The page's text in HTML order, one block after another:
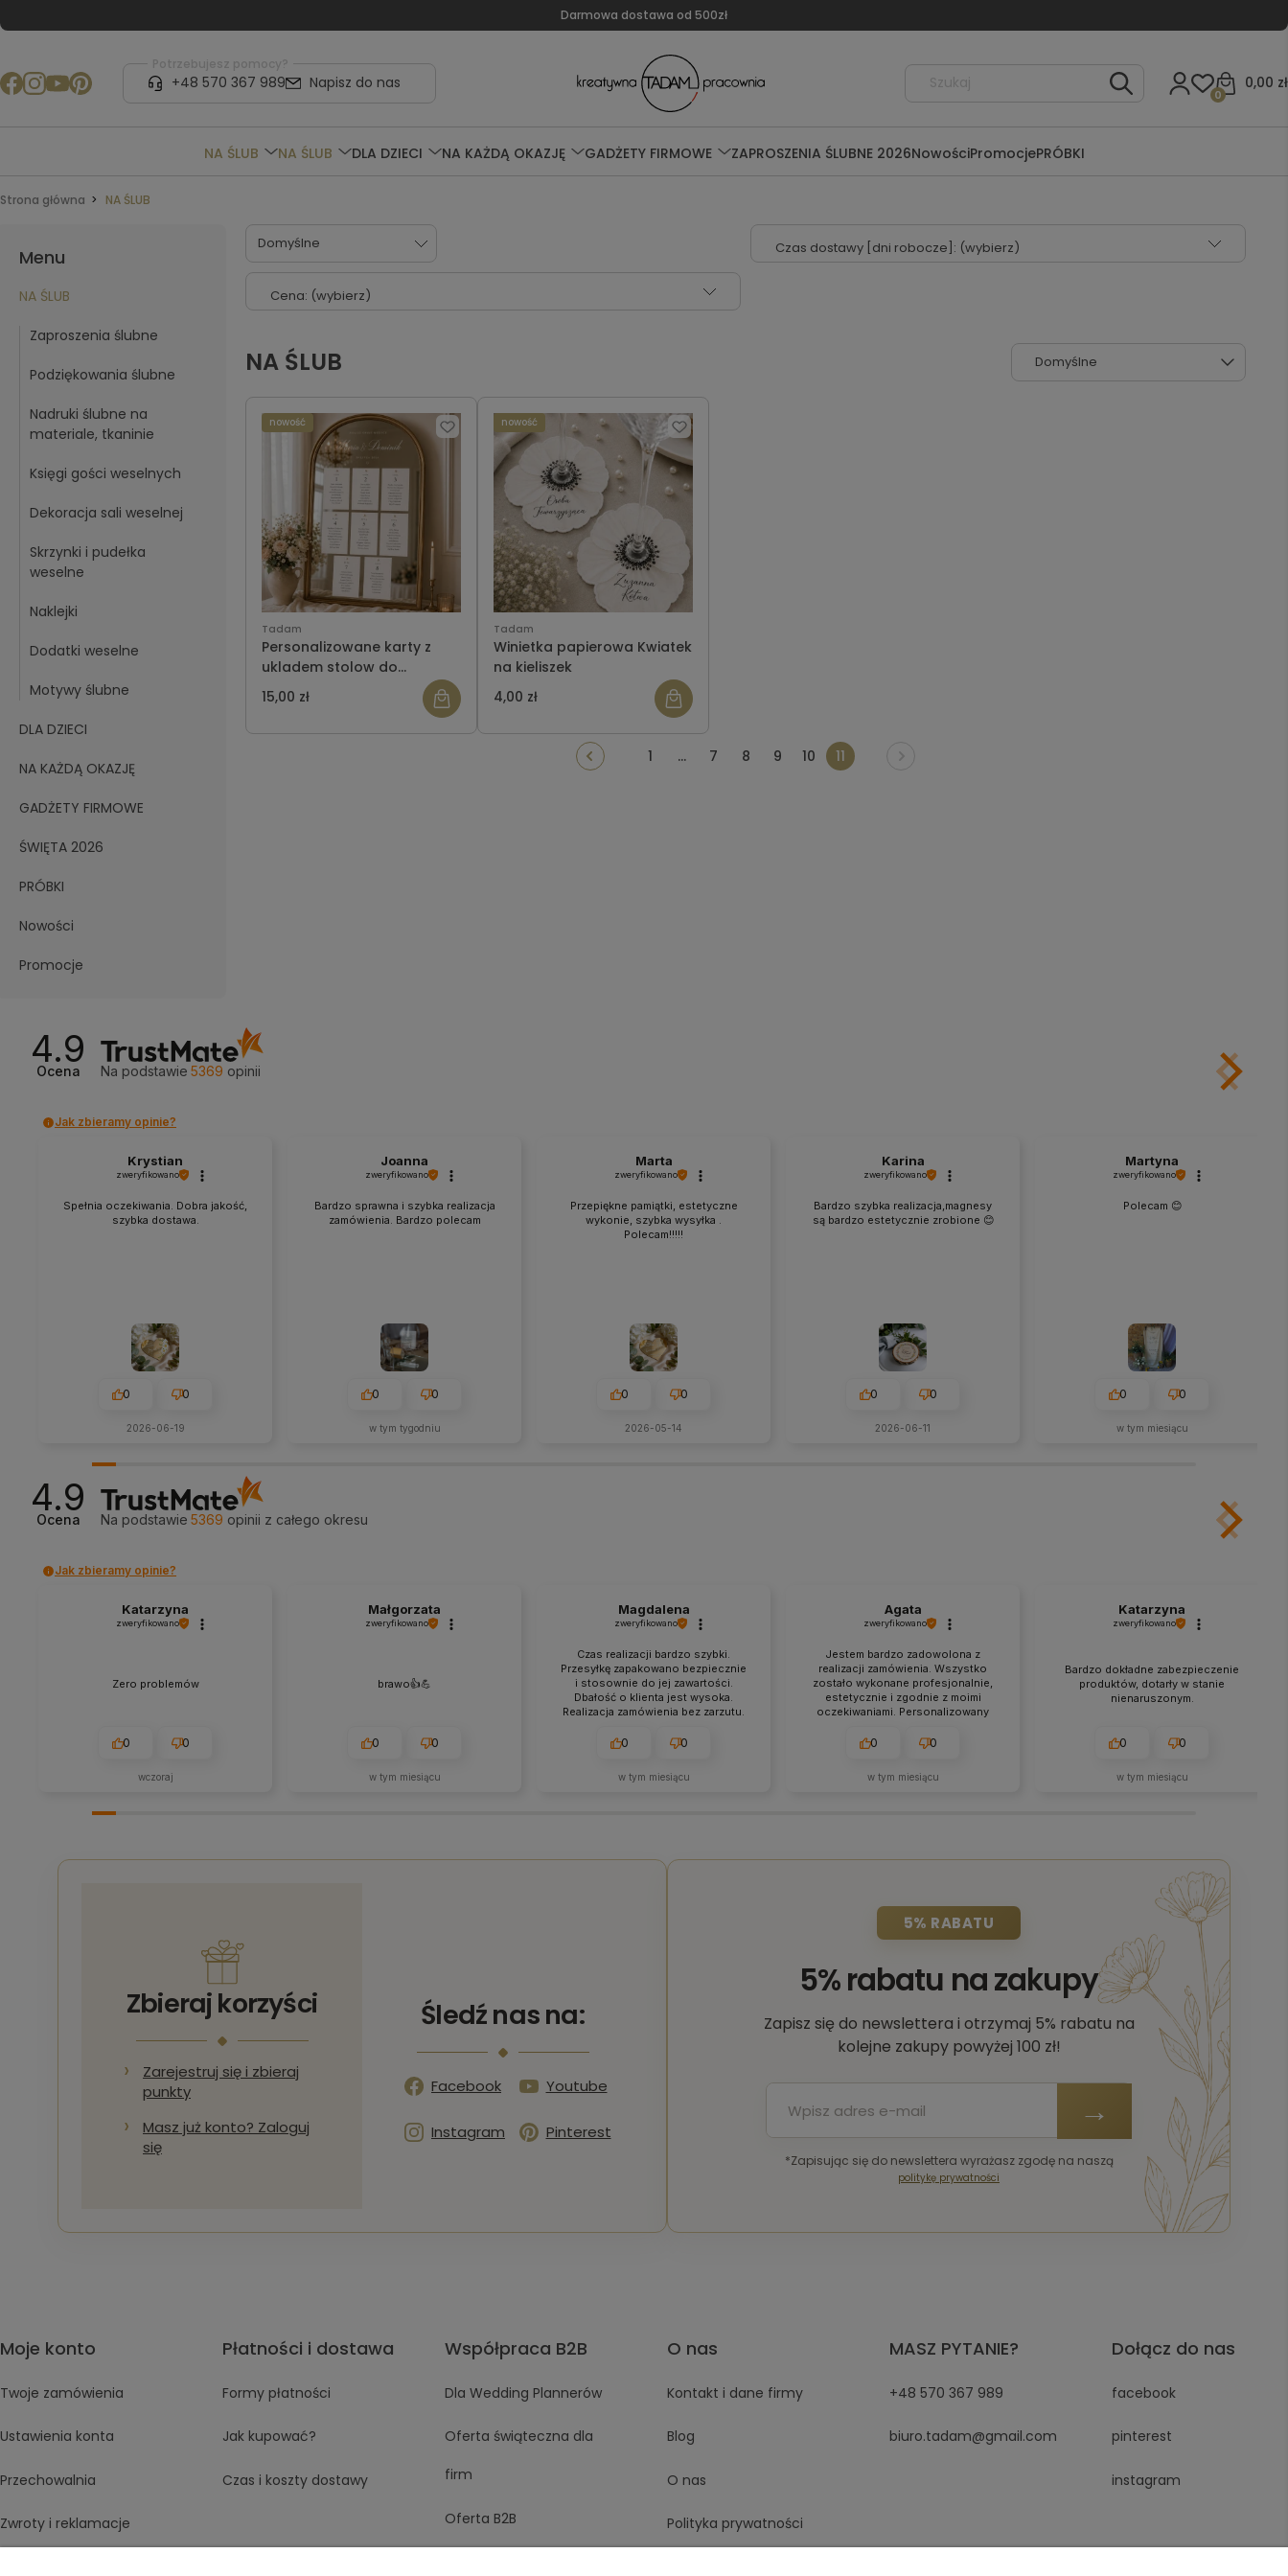
Darmowa dostawa od 500zł
Potrzebujesz pomocy?
+48 570 367 989 Napisz do nas 0,00 zł
0
NA ŚLUB NA ŚLUB DLA DZIECI NA KAŻDĄ OKAZJĘ GADŻETY FIRMOWE ZAPROSZENIA ŚLUBNE 2026NowościPromocjePRÓBKI
Strona główna NA ŚLUB
Menu
NA ŚLUB
Zaproszenia ślubne
Podziękowania ślubne
Nadruki ślubne na
materiale, tkaninie
Księgi gości weselnych
Dekoracja sali weselnej
Skrzynki i pudełka
weselne
Naklejki
Dodatki weselne
Motywy ślubne
DLA DZIECI
NA KAŻDĄ OKAZJĘ
GADŻETY FIRMOWE
ŚWIĘTA 2026
PRÓBKI
Nowości
Promocje
Czas dostawy [dni robocze]: (wybierz)
Cena: (wybierz)
NA ŚLUB
Tadam
Personalizowane karty z
ukladem stolow do
przyklejenia na lustrze
15,00 zł
nowość
Tadam
Winietka papierowa Kwiatek
na kieliszek
4,00 zł
nowość
1 ... 7 8 9 10 11
4.9
Ocena Na podstawie 5369 opinii
Jak zbieramy opinie?
Krystian
zweryfikowano
Spełnia oczekiwania. Dobra jakość,
szybka dostawa.
0 0
2026-06-19
Joanna
zweryfikowano
Bardzo sprawna i szybka realizacja
zamówienia. Bardzo polecam
0 0
w tym tygodniu
Marta
zweryfikowano
Przepiękne pamiątki, estetyczne
wykonie, szybka wysyłka .
Polecam!!!!!
0 0
2026-05-14
Karina
zweryfikowano
Bardzo szybka realizacja,magnesy
są bardzo estetycznie zrobione 😊
0 0
2026-06-11
Martyna
zweryfikowano
Polecam 😊
0 0
w tym miesiącu
4.9
Ocena Na podstawie 5369 opinii z całego okresu
Jak zbieramy opinie?
Katarzyna
zweryfikowano
Zero problemów
0 0
wczoraj
Małgorzata
zweryfikowano
brawo👍️💪
0 0
w tym miesiącu
Magdalena
zweryfikowano
Czas realizacji bardzo szybki.
Przesyłkę zapakowano bezpiecznie
i stosownie do jej zawartości.
Dbałość o klienta jest wysoka.
Realizacja zamówienia bez zarzutu.
0 0
w tym miesiącu
Agata
zweryfikowano
Jestem bardzo zadowolona z
realizacji zamówienia. Wszystko
zostało wykonane profesjonalnie,
estetycznie i zgodnie z moimi
oczekiwaniami. Personalizowany
działa bez zarzutu. Polecam z
0 0
w tym miesiącu
Katarzyna
zweryfikowano
Bardzo dokładne zabezpieczenie
produktów, dotarły w stanie
nienaruszonym.
0 0
w tym miesiącu
Zbieraj korzyści
Zarejestruj się i zbieraj
punkty
Masz już konto? Zaloguj
się
Śledź nas na:
Facebook Youtube
Instagram Pinterest
5% RABATU
5% rabatu na zakupy
Zapisz się do newslettera i otrzymaj 5% rabatu na
kolejne zakupy powyżej 100 zł!
*Zapisując się do newslettera wyrażasz zgodę na naszą
politykę prywatności
Moje konto
Twoje zamówienia
Ustawienia konta
Przechowalnia
Zwroty i reklamacje
Płatności i dostawa
Formy płatności
Jak kupować?
Czas i koszty dostawy
Współpraca B2B
Dla Wedding Plannerów
Oferta świąteczna dla
firm
Oferta B2B
O nas
Kontakt i dane firmy
Blog
O nas
Polityka prywatności
MASZ PYTANIE?
+48 570 367 989
biuro.tadam@gmail.com
Dołącz do nas
facebook
pinterest
instagram